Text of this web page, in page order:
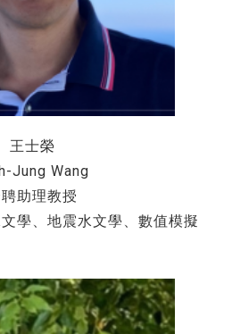
王士榮
Jung Wang
助理教授
學、地震水文學、數值模擬